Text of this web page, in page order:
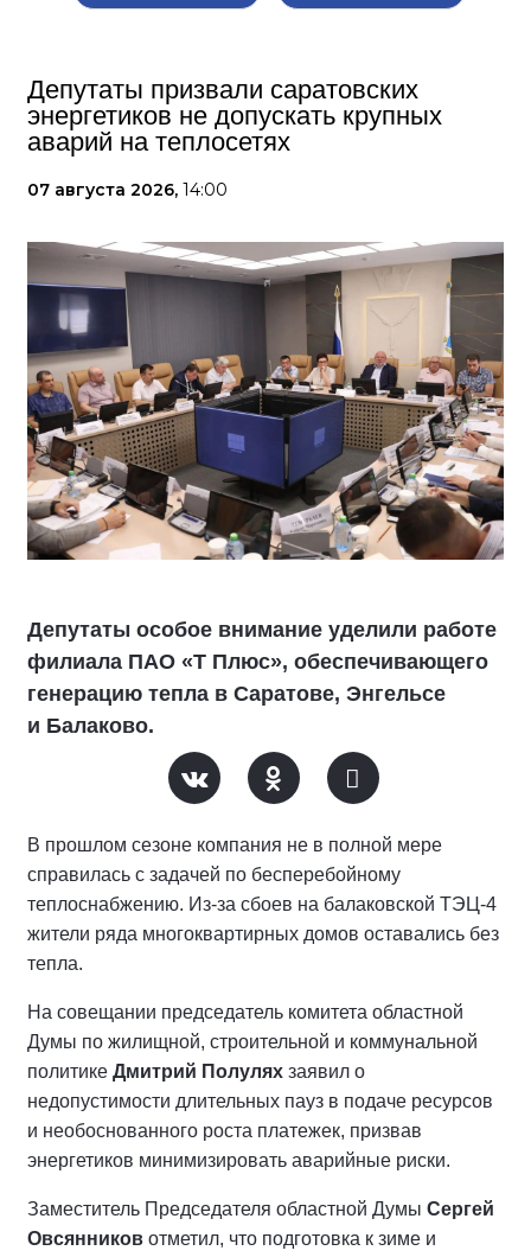
Депутаты призвали саратовских
энергетиков не допускать крупных
аварий на теплосетях
07 августа 2026, 14:00
Депутаты особое внимание уделили работе
филиала ПАО «Т Плюс», обеспечивающего
генерацию тепла в Саратове, Энгельсе
и Балаково.
В прошлом сезоне компания не в полной мере
справилась с задачей по бесперебойному
теплоснабжению. Из-за сбоев на балаковской ТЭЦ-4
жители ряда многоквартирных домов оставались без
тепла.
На совещании председатель комитета областной
Думы по жилищной, строительной и коммунальной
политике Дмитрий Полулях заявил о
недопустимости длительных пауз в подаче ресурсов
и необоснованного роста платежек, призвав
энергетиков минимизировать аварийные риски.
Заместитель Председателя областной Думы Сергей
Овсянников отметил, что подготовка к зиме и